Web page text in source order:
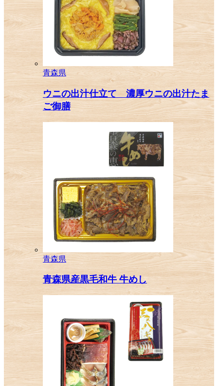
青森県
ウニの出汁仕立て 濃厚ウニの出汁たま
ご御膳
青森県
青森県産黒毛和牛 牛めし